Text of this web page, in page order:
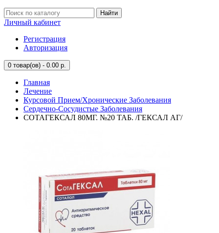
Найти
Личный кабинет
Регистрация
Авторизация
0 товар(ов) - 0.00 р.
Главная
Лечение
Курсовой Прием/Хронические Заболевания
Сердечно-Сосудистые Заболевания
СОТАГЕКСАЛ 80МГ. №20 ТАБ. /ГЕКСАЛ АГ/